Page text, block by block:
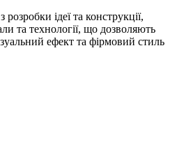
ідеї та конструкції,
та технології, що дозволяють
ефект та фірмовий стиль